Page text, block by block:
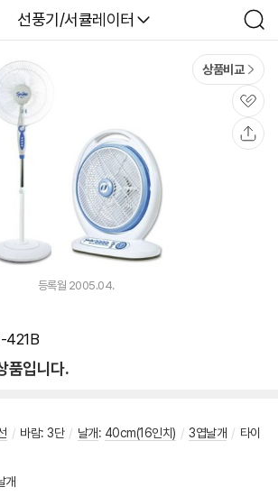
다나와
선풍기/서큘레이터
검
색
상품비교
관
심
등록월 2005.04.
421B
품입니다.
/ 바람: 3단 / 날개: 40cm(16인치) / 3엽날개 / 타이
개